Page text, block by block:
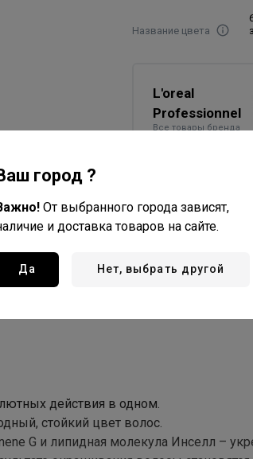
Название цвета
L'oreal
Professionnel
Все товары бренда
Франция -
Отзывы
действия в одном.
стойкий цвет волос.
G и липидная молекула Инселл –
город ?
От выбранного города зависят,
и доставка товаров на сайте.
Да Нет, выбрать другой